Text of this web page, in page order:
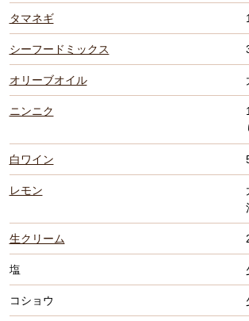
タマネギ
シーフードミックス
オリーブオイル
ニンニク
白ワイン
レモン
生クリーム
塩
コショウ